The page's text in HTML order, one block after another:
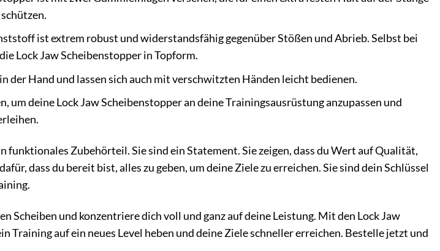
ist extrem robust und widerstandsfähig gegenüber Stößen und Abrieb. Selbst bei
Lock Jaw Scheibenstopper in Topform.
der Hand und lassen sich auch mit verschwitzten Händen leicht bedienen.
um deine Lock Jaw Scheibenstopper an deine Trainingsausrüstung anzupassen und
funktionales Zubehörteil. Sie sind ein Statement. Sie zeigen, dass du Wert auf Qualität,
dass du bereit bist, alles zu geben, um deine Ziele zu erreichen. Sie sind dein Schlüssel
Scheiben und konzentriere dich voll und ganz auf deine Leistung. Mit den Lock Jaw
Training auf ein neues Level heben und deine Ziele schneller erreichen. Bestelle jetzt und